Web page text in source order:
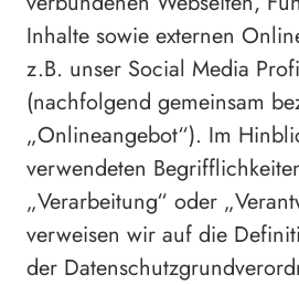
Inhalte sowie externen
z.B. unser Social Media
(nachfolgend gemeinsam
„Onlineangebot“). Im
verwendeten
„Verarbeitung“ oder
verweisen wir auf die
der